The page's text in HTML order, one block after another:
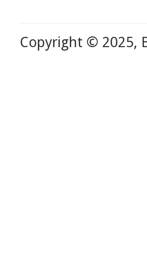
Copyright © 2025,